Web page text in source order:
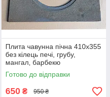
Плита чавунна пічна 410х355
без кілець печі, грубу,
мангал, барбекю
Готово до відправки
650 ₴ 950 ₴